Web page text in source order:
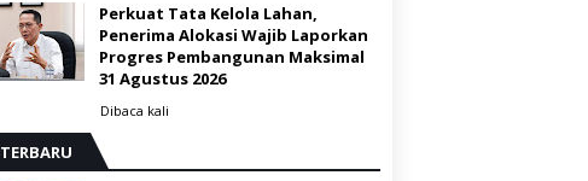
Perkuat Tata Kelola Lahan,
Penerima Alokasi Wajib Laporkan
Progres Pembangunan Maksimal
31 Agustus 2026
Dibaca kali
TERBARU